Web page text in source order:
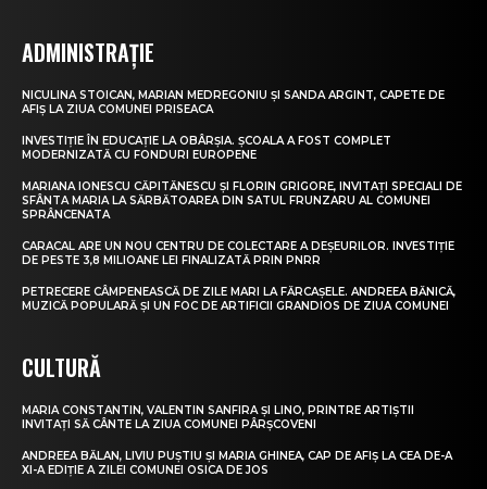
ADMINISTRAȚIE
NICULINA STOICAN, MARIAN MEDREGONIU ȘI SANDA ARGINT, CAPETE DE
AFIȘ LA ZIUA COMUNEI PRISEACA
INVESTIȚIE ÎN EDUCAȚIE LA OBÂRȘIA. ȘCOALA A FOST COMPLET
MODERNIZATĂ CU FONDURI EUROPENE
MARIANA IONESCU CĂPITĂNESCU ȘI FLORIN GRIGORE, INVITAȚI SPECIALI DE
SFÂNTA MARIA LA SĂRBĂTOAREA DIN SATUL FRUNZARU AL COMUNEI
SPRÂNCENATA
CARACAL ARE UN NOU CENTRU DE COLECTARE A DEȘEURILOR. INVESTIȚIE
DE PESTE 3,8 MILIOANE LEI FINALIZATĂ PRIN PNRR
PETRECERE CÂMPENEASCĂ DE ZILE MARI LA FĂRCAȘELE. ANDREEA BĂNICĂ,
MUZICĂ POPULARĂ ȘI UN FOC DE ARTIFICII GRANDIOS DE ZIUA COMUNEI
CULTURĂ
MARIA CONSTANTIN, VALENTIN SANFIRA ȘI LINO, PRINTRE ARTIȘTII
INVITAȚI SĂ CÂNTE LA ZIUA COMUNEI PÂRȘCOVENI
ANDREEA BĂLAN, LIVIU PUȘTIU ȘI MARIA GHINEA, CAP DE AFIȘ LA CEA DE-A
XI-A EDIȚIE A ZILEI COMUNEI OSICA DE JOS